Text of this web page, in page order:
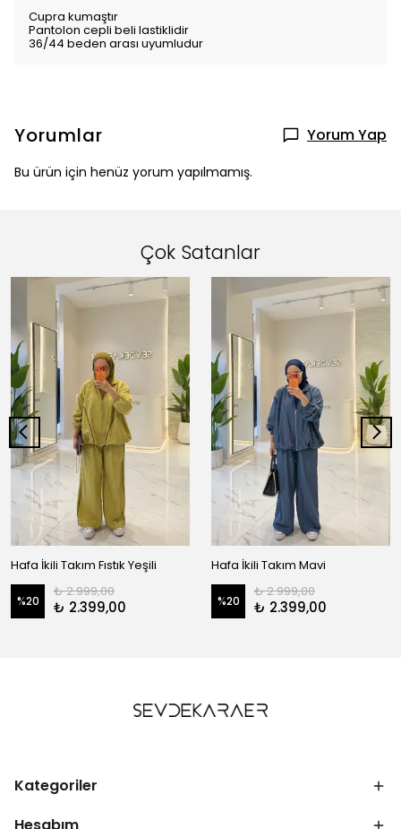
Cupra kumaştır
Pantolon cepli beli lastiklidir
36/44 beden arası uyumludur
Yorumlar Yorum Yap
Bu ürün için henüz yorum yapılmamış.
Çok Satanlar
Hafa İkili Takım Fıstık Yeşili
%20
₺ 2.999,00
₺ 2.399,00
Hafa İkili Takım Mavi
%20
₺ 2.999,00
₺ 2.399,00
Kategoriler